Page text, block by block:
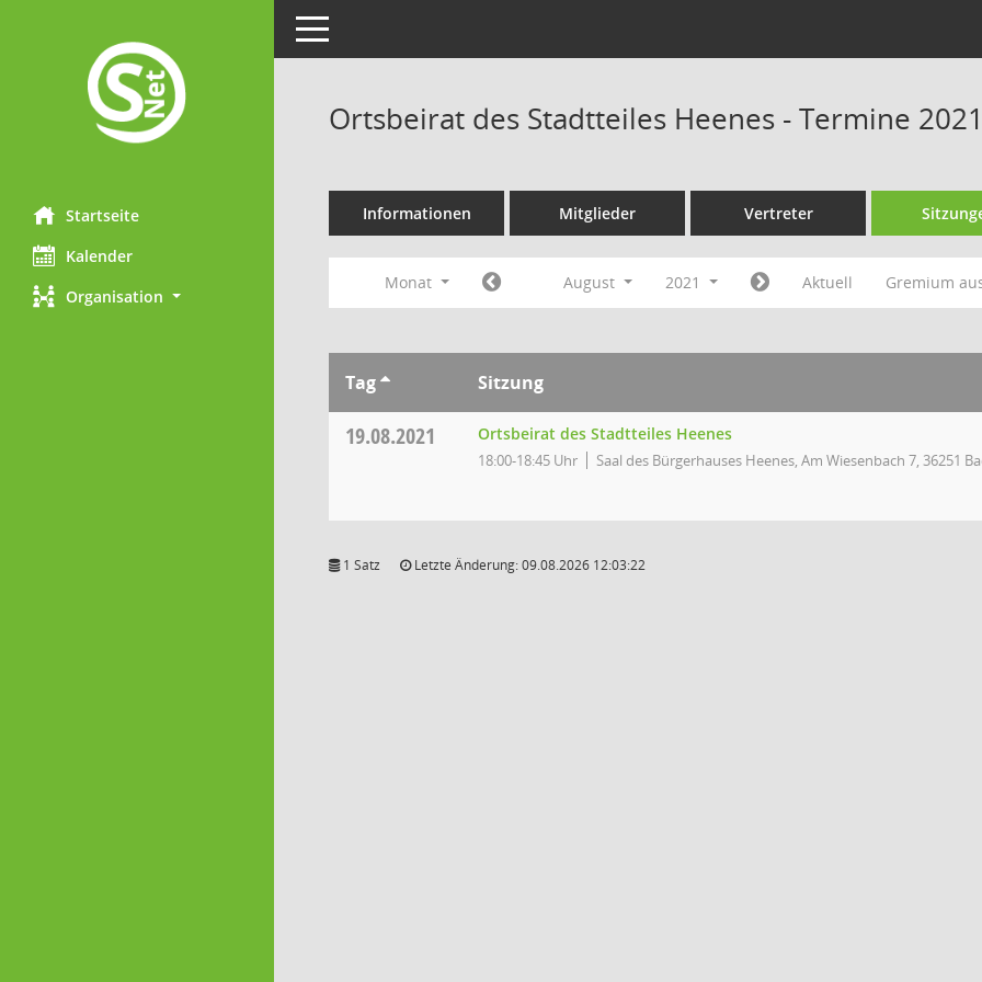
Startseite
Kalender
Organisation
Toggle navigation
Ortsbeirat des Stadtteiles Heenes - Termine 2021
Informationen Mitglieder Vertreter
Monat August 2021 Aktuell Gremium
Tag Sitzung
19.08.2021 Ortsbeirat des Stadtteiles Heenes
18:00-18:45 Uhr Saal des Bürgerhauses Heenes, Am Wiesenbach 7, 36251
1 Satz Letzte Änderung: 09.08.2026 12:03:22